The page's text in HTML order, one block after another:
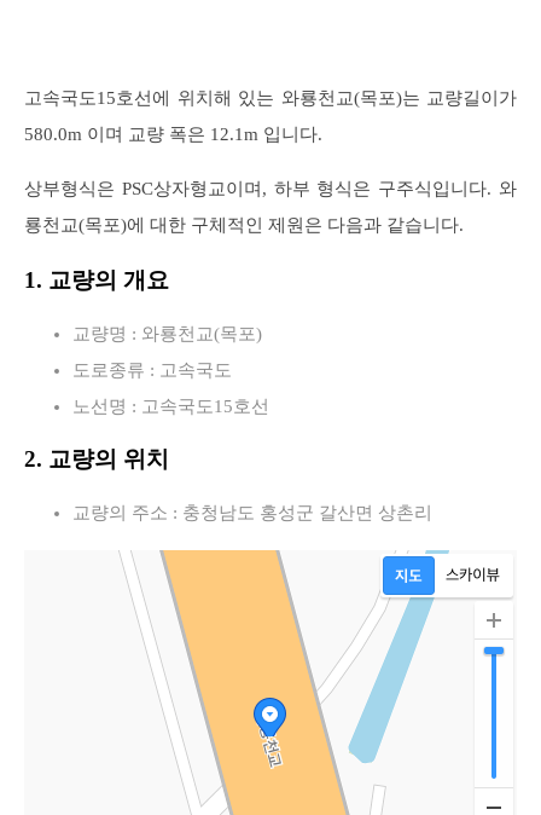
고속국도15호선에 위치해 있는 와룡천교(목포)는 교량길이가
580.0m 이며 교량 폭은 12.1m 입니다.
상부형식은 PSC상자형교이며, 하부 형식은 구주식입니다. 와
룡천교(목포)에 대한 구체적인 제원은 다음과 같습니다.
1. 교량의 개요
교량명 : 와룡천교(목포)
도로종류 : 고속국도
노선명 : 고속국도15호선
2. 교량의 위치
교량의 주소 : 충청남도 홍성군 갈산면 상촌리